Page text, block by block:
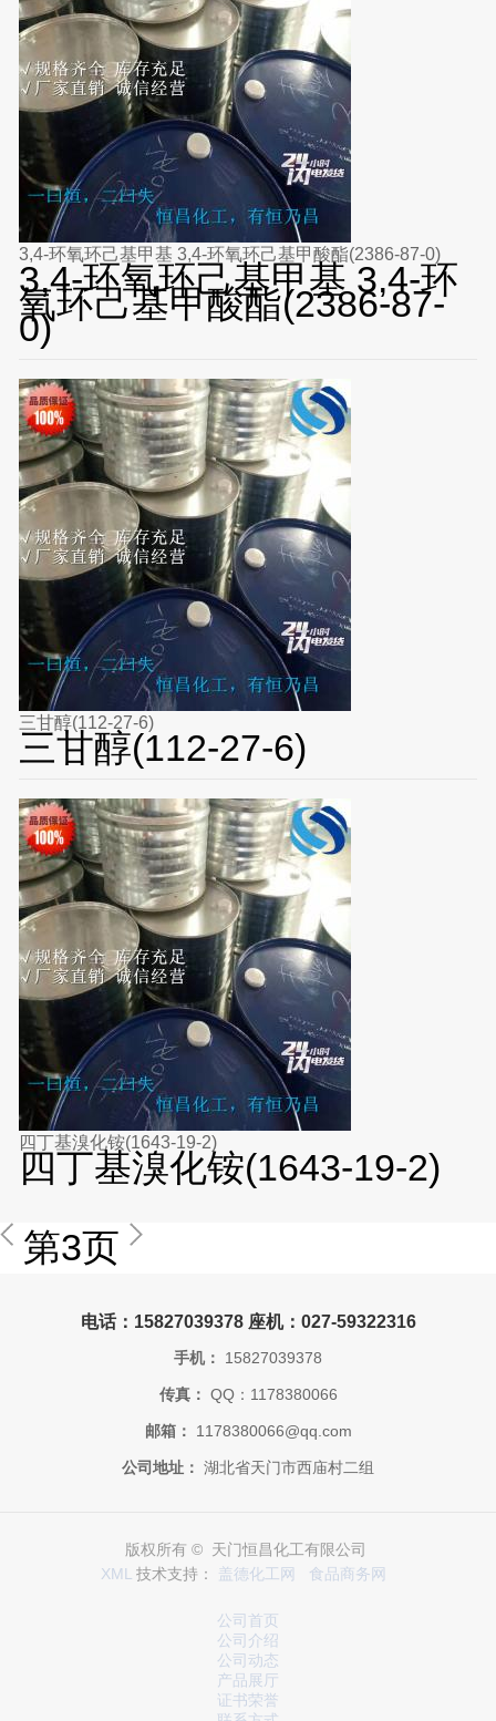
3,4-环氧环己基甲基 3,4-环氧环己基甲酸酯(2386-87-0)
3,4-环氧环己基甲基 3,4-环
氧环己基甲酸酯(2386-87-
0)
三甘醇(112-27-6)
三甘醇(112-27-6)
四丁基溴化铵(1643-19-2)
四丁基溴化铵(1643-19-2)
第3页
电话：15827039378 座机：027-59322316
手机： 15827039378
传真： QQ：1178380066
邮箱： 1178380066@qq.com
公司地址： 湖北省天门市西庙村二组
版权所有 © 天门恒昌化工有限公司
XML 技术支持： 盖德化工网 食品商务网
公司首页
公司介绍
公司动态
产品展厅
证书荣誉